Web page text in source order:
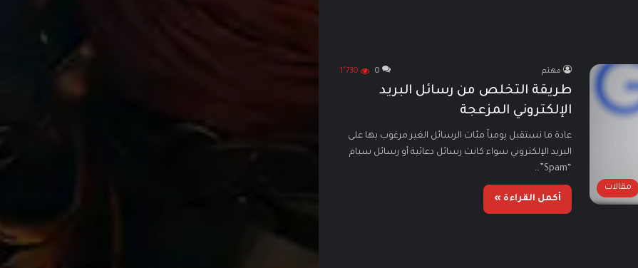
مقالات
مهتم 0 1٬730
طريقة التخلص من رسائل البريد
الإلكتروني المزعجة
عادة ما نستقبل يومياً مئات الرسائل الغير مرغوب بها على
البريد الإلكتروني سواء كانت رسائل دعائية أو رسائل سبام
“Spam”…
أكمل القراءة »